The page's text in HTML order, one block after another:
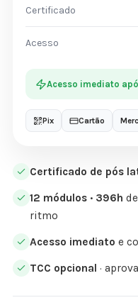
Certificado de pós
12 módulos · 396h
ritmo
Acesso imediato e
TCC opcional ·
Certificado
Acesso
Acesso imediato
Pix Cartão